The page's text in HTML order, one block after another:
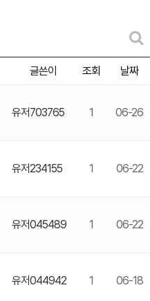
글쓴이 조회 날짜
유저703765 1 06-26
유저234155 1 06-22
유저045489 1 06-22
유저044942 1 06-18